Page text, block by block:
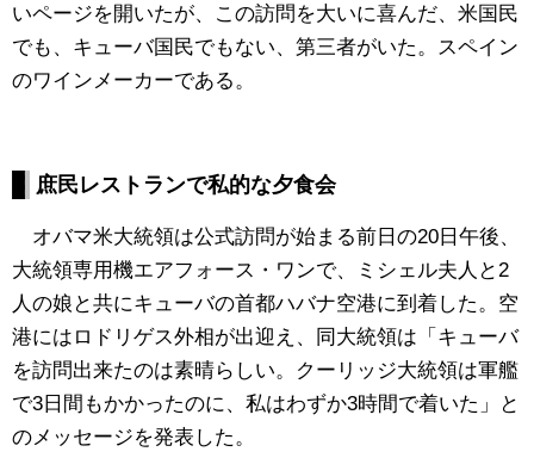
いページを開いたが、この訪問を大いに喜んだ、米国民
でも、キューバ国民でもない、第三者がいた。スペイン
のワインメーカーである。
庶民レストランで私的な夕食会
オバマ米大統領は公式訪問が始まる前日の20日午後、
大統領専用機エアフォース・ワンで、ミシェル夫人と2
人の娘と共にキューバの首都ハバナ空港に到着した。空
港にはロドリゲス外相が出迎え、同大統領は「キューバ
を訪問出来たのは素晴らしい。クーリッジ大統領は軍艦
で3日間もかかったのに、私はわずか3時間で着いた」と
のメッセージを発表した。